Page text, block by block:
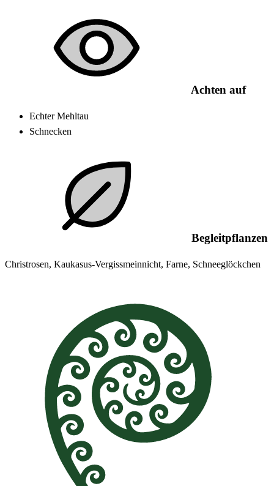
Achten auf
Echter Mehltau
Schnecken
Begleitpflanzen
Christrosen, Kaukasus-Vergissmeinnicht, Farne, Schneeglöckchen